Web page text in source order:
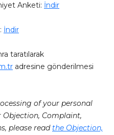
Anketi: İndir
İndir
taratılarak
adresine gönderilmesi
of your personal
Complaint,
please readthe Objection,